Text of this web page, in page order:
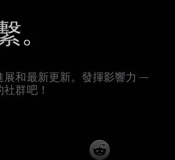
。
展和最新更新。發揮影響力 —
群吧！